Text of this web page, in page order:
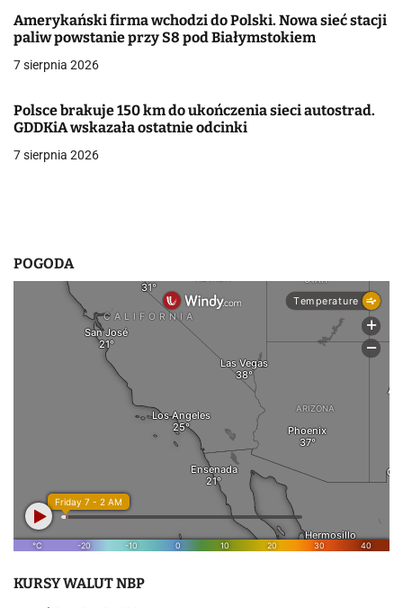
a
w
i
s
Amerykański firma wchodzi do Polski. Nowa sieć stacji
paliw powstanie przy S8 pod Białymstokiem
7 sierpnia 2026
Polsce brakuje 150 km do ukończenia sieci autostrad.
GDDKiA wskazała ostatnie odcinki
7 sierpnia 2026
POGODA
KURSY WALUT NBP